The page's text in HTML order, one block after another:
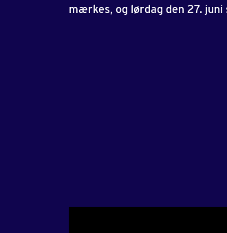
mærkes, og lørdag den 27.